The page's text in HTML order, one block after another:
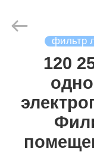
Ltd..
фильтр
120